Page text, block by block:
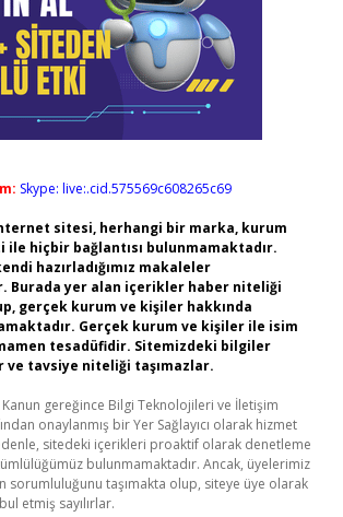
Skype: live:.cid.575569c608265c69
sitesi, herhangi bir marka, kurum
ile hiçbir bağlantısı bulunmamaktadır.
hazırladığımız makaleler
Burada yer alan içerikler haber niteliği
gerçek kurum ve kişiler hakkında
Gerçek kurum ve kişiler ile isim
tesadüfidir. Sitemizdeki bilgiler
tavsiye niteliği taşımazlar.
Kanun gereğince Bilgi Teknolojileri ve İletişim
onaylanmış bir Yer Sağlayıcı olarak hizmet
sitedeki içerikleri proaktif olarak denetleme
bulunmamaktadır. Ancak, üyelerimiz
sorumluluğunu taşımakta olup, siteye üye olarak
etmiş sayılırlar.